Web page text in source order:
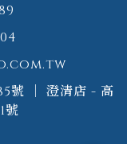
號 ｜ 澄清店 - 高
號